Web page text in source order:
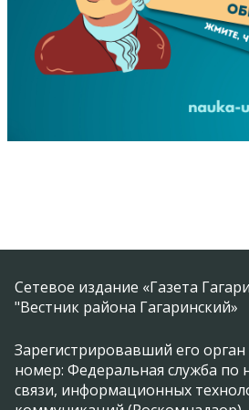
Сетевое издание «Газета
"Вестник района Гагаринский»
Зарегистрировавший его
номер: Федеральная служба по
связи, информационных